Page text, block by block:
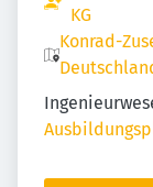
KG
Konrad-